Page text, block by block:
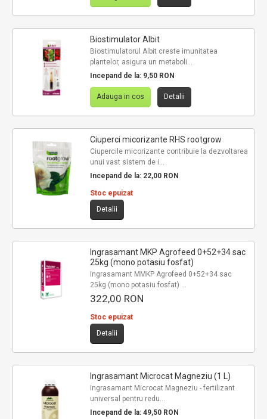
Biostimulator Albit
Biostimulatorul Albit creste imunitatea
plantelor, asigura un metaboli...
Incepand de la: 9,50 RON
Adauga in cos Detalii
Ciuperci micorizante RHS rootgrow
Ciupercile micorizante contribuie la dezvoltarea
unui vast sistem de i...
Incepand de la: 22,00 RON
Stoc epuizat
Detalii
Ingrasamant MKP Agrofeed 0+52+34 sac
25kg (mono potasiu fosfat)
Ingrasamant MMKP Agrofeed 0+52+34 sac
25kg (mono potasiu fosfat) ...
322,00 RON
Stoc epuizat
Detalii
Ingrasamant Microcat Magneziu (1 L)
Ingrasamant Microcat Magneziu - fertilizant
universal pentru redu...
Incepand de la: 49,50 RON